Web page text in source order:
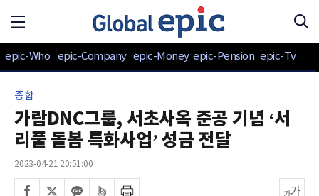
epic-Who epic-Company epic-Money epic-Pension epic-Tv
종합
가람DNC그룹, 서초사옥 준공 기념 ‘서
리풀 돌봄 특화사업’ 성금 전달
2023-04-21 20:51:00